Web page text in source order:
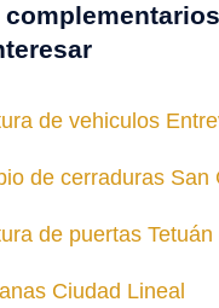
de vehiculos
de cerraduras San
de puertas
Ciudad Lineal